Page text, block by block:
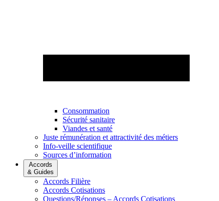
Consommation
Sécurité sanitaire
Viandes et santé
Juste rémunération et attractivité des métiers
Info-veille scientifique
Sources d’information
Accords
& Guides
Accords Filière
Accords Cotisations
Questions/Réponses – Accords Cotisations